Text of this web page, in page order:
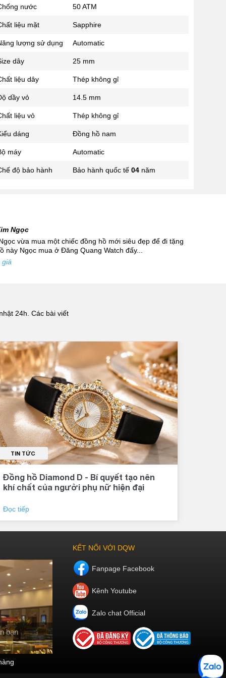
Số 28 Chùa Thông - Sơn Tây -
034 629 9090
Vinhomes Ocean Park 1, Dương
nước 50 ATM
liệu mặt Sapphire
lượng sử dụng Automatic
dây 25 mm
liệu dây Thép không gỉ
dầy vỏ 14.5 mm
liệu vỏ Thép không gỉ
dáng Đồng hồ nam
máy Automatic
độ bảo hành Bảo hành quốc tế 04năm
Ngọc
vừa mua một chiếc đồng hồ mới siêu đẹp để đi tặng
này Ngọc mua ở Đăng Quang Watch đấy...
giá
24h. Các bài viết
TIN TỨC
Đồng hồ Diamond D - Bí quyết tạo nên
khí chất của người phụ nữ hiện đại
Đọc tiếp
bạn
KẾT NỐI VỚI DQW
Fanpage Facebook
Kênh Youtube
Zalo chat Official